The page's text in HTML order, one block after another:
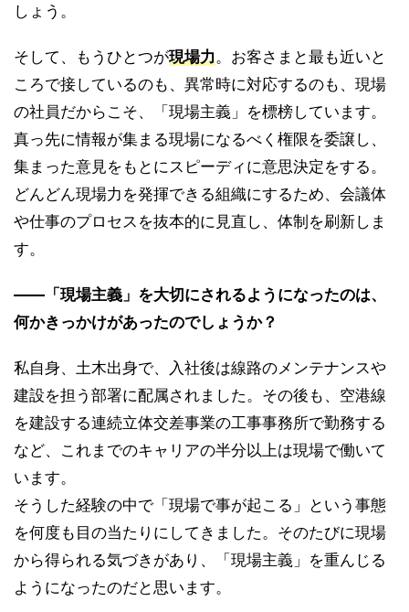
しょう。
そして、もうひとつが現場力。お客さまと最も近いと
ころで接しているのも、異常時に対応するのも、現場
の社員だからこそ、「現場主義」を標榜しています。
真っ先に情報が集まる現場になるべく権限を委譲し、
集まった意見をもとにスピーディに意思決定をする。
どんどん現場力を発揮できる組織にするため、会議体
や仕事のプロセスを抜本的に見直し、体制を刷新しま
す。
――「現場主義」を大切にされるようになったのは、
何かきっかけがあったのでしょうか？
私自身、土木出身で、入社後は線路のメンテナンスや
建設を担う部署に配属されました。その後も、空港線
を建設する連続立体交差事業の工事事務所で勤務する
など、これまでのキャリアの半分以上は現場で働いて
います。
そうした経験の中で「現場で事が起こる」という事態
を何度も目の当たりにしてきました。そのたびに現場
から得られる気づきがあり、「現場主義」を重んじる
ようになったのだと思います。